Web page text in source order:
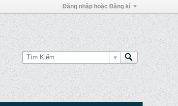
Đăng nhập hoặc Đăng kí